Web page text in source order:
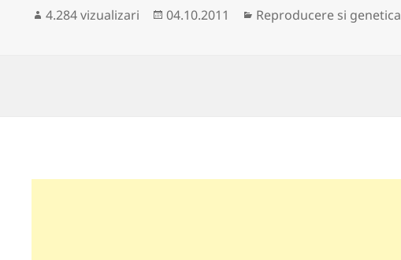
4.284 vizualizari
Publicat
04.10.2011 Categorii
Reproducere si genetica